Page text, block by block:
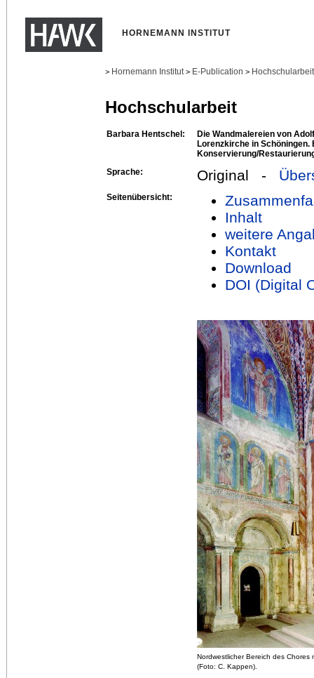
HORNEMANN INSTITUT
> Hornemann Institut > E-Publication >
Hochschularbeit
Barbara Hentschel:
Die Wandmalereien von
Lorenzkirche in Schöningen.
Konservierung/
Sprache:
Original -
Seitenübersicht:
Inhalt
weitere
Kontakt
Download
DOI (Digital
Nordwestlicher Bereich des
(Foto: C. Kappen).